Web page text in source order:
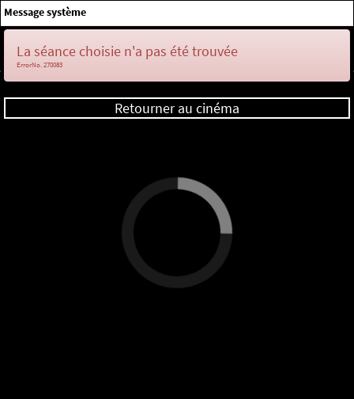
Message système
La séance choisie n'a pas été trouvée
ErrorNo. 270083
Retourner au cinéma